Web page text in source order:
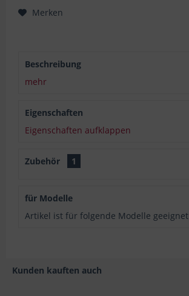
Merken
Beschreibung
mehr
Eigenschaften
Eigenschaften aufklappen
Zubehör 1
für Modelle
Artikel ist für folgende Modelle geeignet
Kunden kauften auch